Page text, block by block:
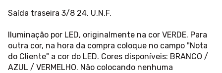
Saída traseira 3/8 24. U.N.F.
Iluminação por LED, originalmente na cor VERDE. Para
outra cor, na hora da compra coloque no campo "Nota
do Cliente" a cor do LED. Cores disponíveis: BRANCO /
AZUL / VERMELHO. Não colocando nenhuma